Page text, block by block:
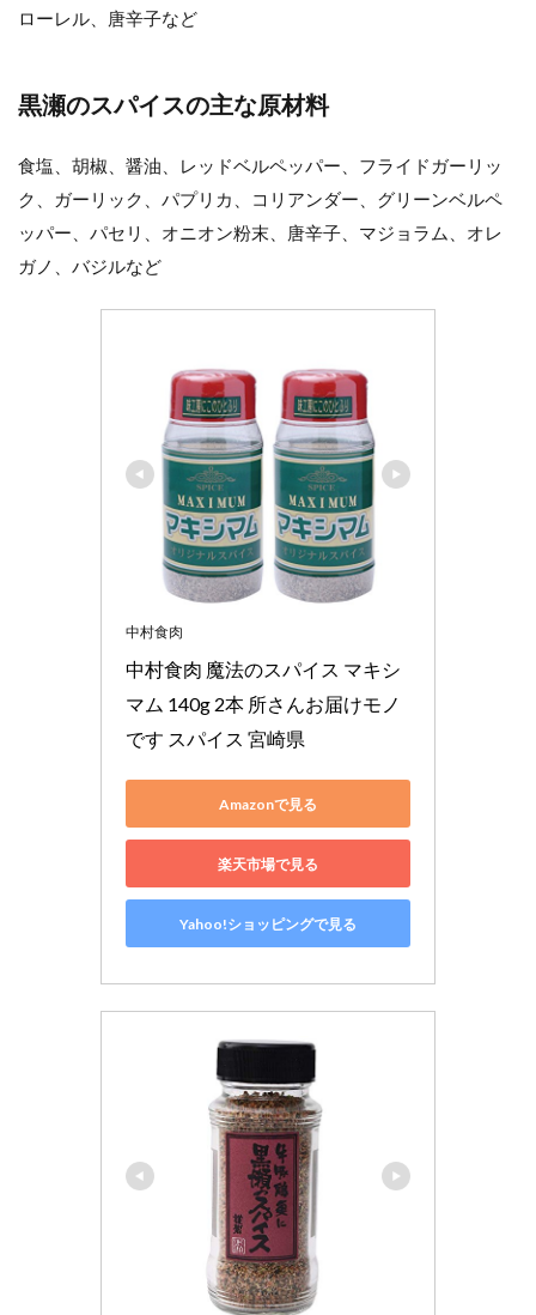
ローレル、唐辛子など
黒瀬のスパイスの主な原材料
食塩、胡椒、醤油、レッドベルペッパー、フライドガーリッ
ク、ガーリック、パプリカ、コリアンダー、グリーンベルペ
ッパー、パセリ、オニオン粉末、唐辛子、マジョラム、オレ
ガノ、バジルなど
中村食肉
中村食肉 魔法のスパイス マキシ
マム 140g 2本 所さんお届けモノ
です スパイス 宮崎県
Amazonで見る
楽天市場で見る
Yahoo!ショッピングで見る